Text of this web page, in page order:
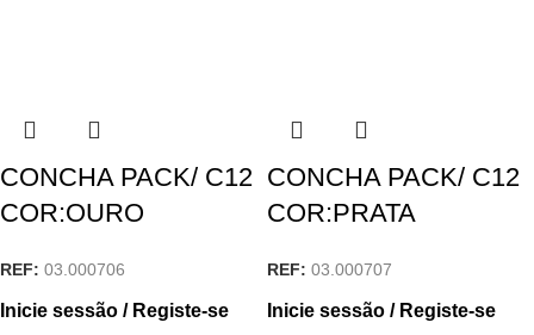
CONCHA PACK/ C12
COR:OURO
REF: 03.000706
Inicie sessão / Registe-se
CONCHA PACK/ C12
COR:PRATA
REF: 03.000707
Inicie sessão / Registe-se